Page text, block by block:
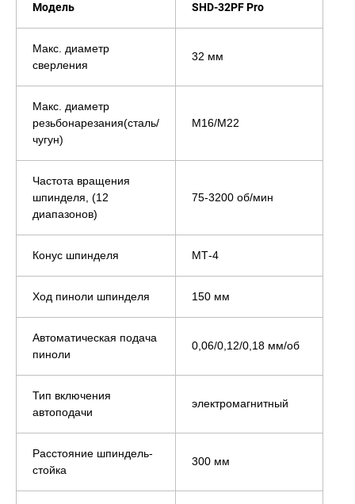
Модель SHD-32PF Pro
Макс. диаметр
сверления
32 мм
Макс. диаметр
резьбонарезания(сталь/
чугун)
М16/М22
Частота вращения
шпинделя, (12
диапазонов)
75-3200 об/мин
Конус шпинделя МТ-4
Ход пиноли шпинделя 150 мм
Автоматическая подача
пиноли
0,06/0,12/0,18 мм/об
Тип включения
автоподачи
электромагнитный
Расстояние шпиндель-
стойка
300 мм